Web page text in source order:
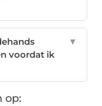
voordat ik
▼
op: